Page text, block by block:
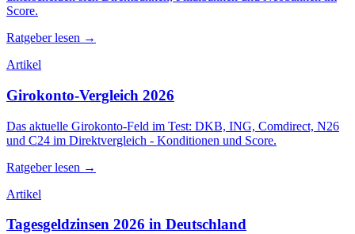
Score.
Ratgeber lesen →
Artikel
Girokonto-Vergleich 2026
Das aktuelle Girokonto-Feld im Test: DKB, ING, Comdirect, N26
und C24 im Direktvergleich - Konditionen und Score.
Ratgeber lesen →
Artikel
Tagesgeldzinsen 2026 in Deutschland